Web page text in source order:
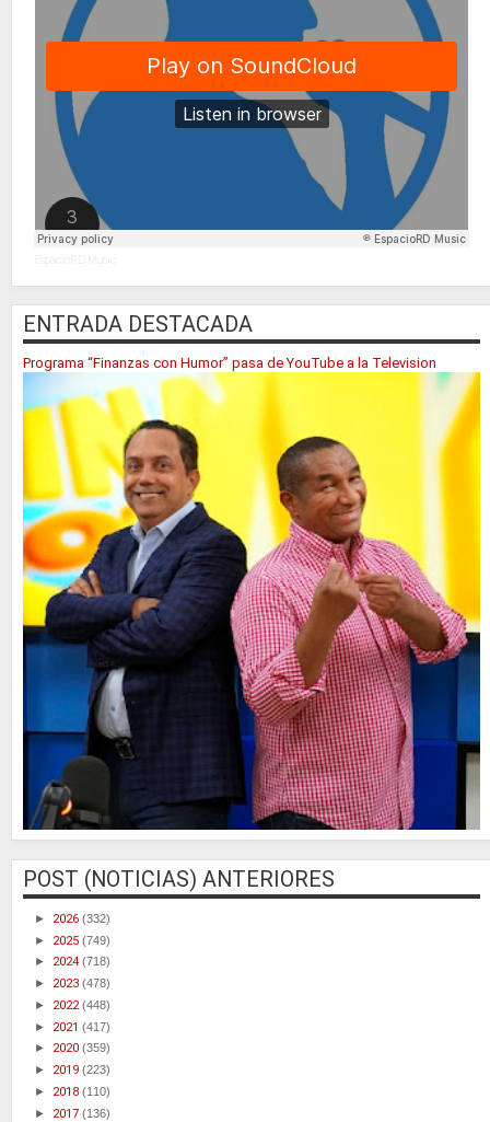
ENTRADA DESTACADA
Programa “Finanzas con Humor” pasa de YouTube a la Television
POST (NOTICIAS) ANTERIORES
► 2026 (332)
► 2025 (749)
► 2024 (718)
► 2023 (478)
► 2022(448)
► 2021 (417)
► 2020 (359)
► 2019 (223)
► 2018 (110)
► 2017 (136)